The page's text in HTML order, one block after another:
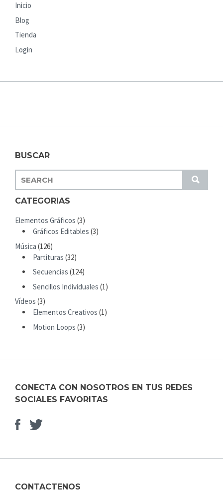
Inicio
Blog
Tienda
Login
BUSCAR
S
U
E
A
C
F
CATEGORIAS
Elementos Gráficos (3)
Gráficos Editables (3)
Música (126)
Partituras (32)
Secuencias (124)
Sencillos Individuales (1)
Vídeos (3)
Elementos Creativos (1)
Motion Loops (3)
CONECTA CON NOSOTROS EN TUS REDES
SOCIALES FAVORITAS
Facebook
Elemento
CONTACTENOS